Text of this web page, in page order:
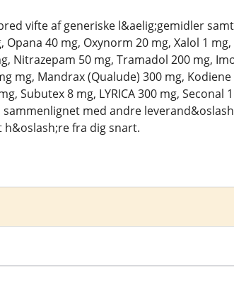
vifte af generiske l&aelig;gemidler
Opana 40 mg, Oxynorm 20 mg, Xalol 1
Nitrazepam 50 mg, Tramadol 200 mg,
mg, Mandrax (Qualude) 300 mg,
Subutex 8 mg, LYRICA 300 mg,
med andre
h&oslash;re fra dig snart.